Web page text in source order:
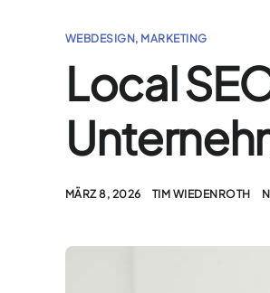
WEBDESIGN, MARKETING
Local
MÄRZ 8, 2026 TIM WIEDENROTH